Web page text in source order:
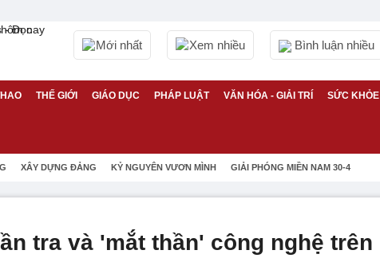
Mới nhất Xem nhiều Bình luận nhiều
THẾ GIỚI GIÁO DỤC PHÁP LUẬT VĂN HÓA - GIẢI TRÍ SỨC KHỎE
XÂY DỰNG ĐẢNG KỶ NGUYÊN VƯƠN MÌNH GIẢI PHÓNG MIỀN NAM 30-4
tra và 'mắt thần' công nghệ trên